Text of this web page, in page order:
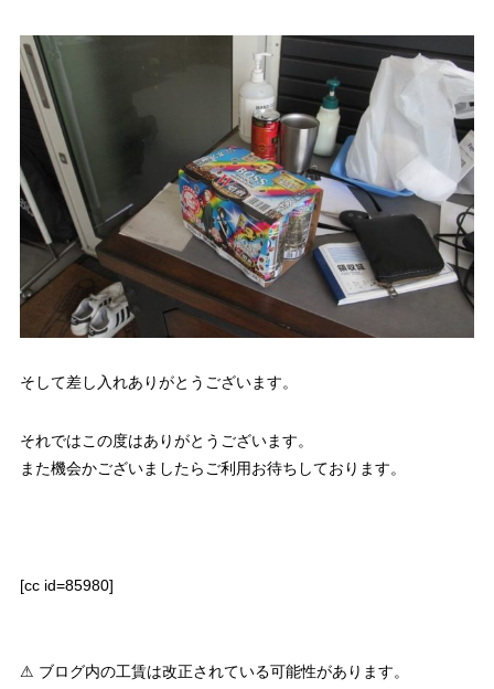
そして差し入れありがとうございます。
それではこの度はありがとうございます。
また機会かございましたらご利用お待ちしております。
[cc id=85980]
⚠ ブログ内の工賃は改正されている可能性があります。